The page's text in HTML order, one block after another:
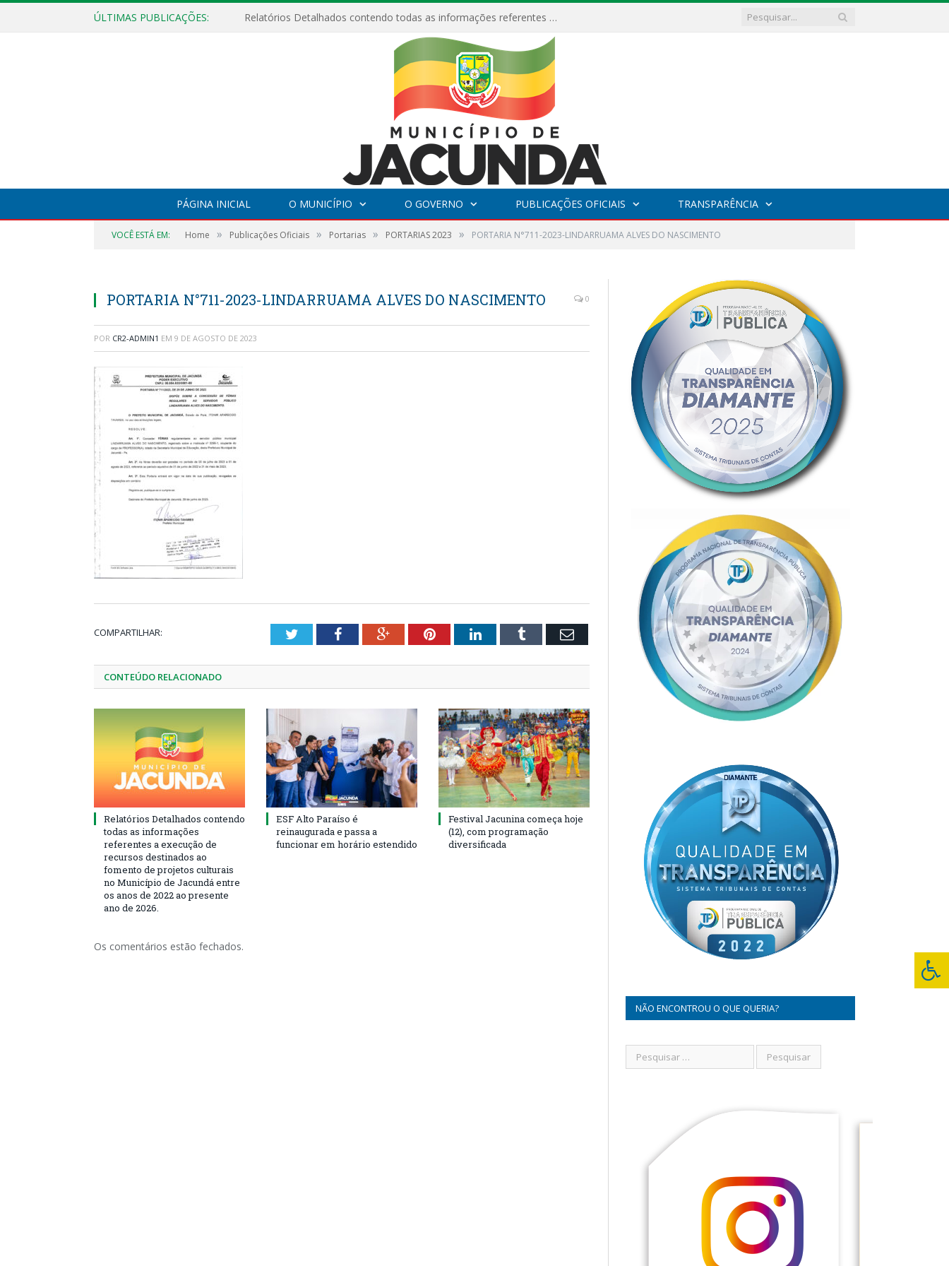
ÚLTIMAS PUBLICAÇÕES: Relatórios Detalhados contendo todas as informações referentes a execução de recursos destinados ao fomento de projetos culturais no Município de Jacundá entre os anos de 2022 ao presente ano de 2026.
PÁGINA INICIAL O MUNICÍPIO O GOVERNO PUBLICAÇÕES OFICIAIS TRANSPARÊNCIA
VOCÊ ESTÁ EM: Home » Publicações Oficiais » Portarias » PORTARIAS 2023 » PORTARIA N°711-2023-LINDARRUAMA ALVES DO NASCIMENTO
PORTARIA N°711-2023-LINDARRUAMA ALVES DO NASCIMENTO 0
POR CR2-ADMIN1 EM 9 DE AGOSTO DE 2023
COMPARTILHAR: TwitterFacebookGoogle+PinterestLinkedInTumblr Email
CONTEÚDO RELACIONADO
Relatórios Detalhados contendo
todas as informações
referentes a execução de
recursos destinados ao
fomento de projetos culturais
no Município de Jacundá entre
os anos de 2022 ao presente
ano de 2026.
ESF Alto Paraíso é
reinaugurada e passa a
funcionar em horário estendido
Festival Jacunina começa hoje
(12), com programação
diversificada
Os comentários estão fechados.
NÃO ENCONTROU O QUE QUERIA?